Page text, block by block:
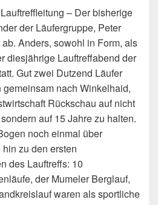
– Der bisherige
der Läufergruppe, Peter
Anders, sowohl in Form, als
diesjährige Lauftreffabend der
Gut zwei Dutzend Läufer
nach Winkelhaid,
Rückschau auf nicht
auf 15 Jahre zu halten.
noch einmal über
zu den ersten
des Lauftreffs: 10
der Mumeler Berglauf,
waren als sportliche